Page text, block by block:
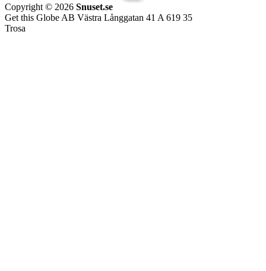
Copyright © 2026 Snuset.se
Get this Globe AB Västra Långgatan 41 A 619 35
Trosa